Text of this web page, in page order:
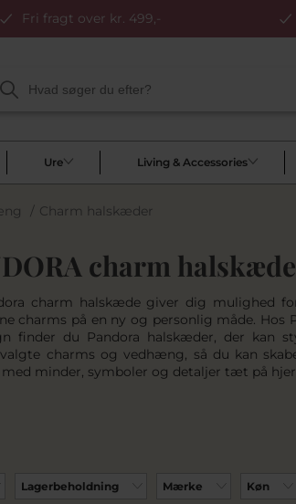
Fri fragt over kr. 499,-
Ure Living & Accessories
/ Charm halskæder
charm
charm halskæde giver dig mulighed
charms på en ny og personlig måde. Hos
finder du Pandora halskæder, der kan
charms og vedhæng, så du kan
med minder, symboler og detaljer tæt på
Lagerbeholdning Mærke Køn